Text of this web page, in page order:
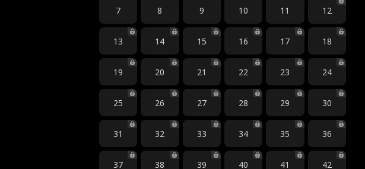
7 8 9 10 11 12
13 14 15 16 17 18
19 20 21 22 23 24
25 26 27 28 29 30
31 32 33 34 35 36
37 38 39 40 41 42